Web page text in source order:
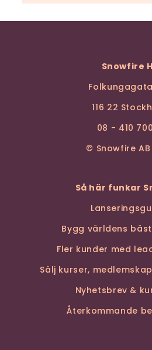
Snowfire
116 22
08 - 410
© Snowfire
Så här funkar
Bygg världens
Fler kunder med
Sälj kurser,
Nyhetsbrev &
Återkommande